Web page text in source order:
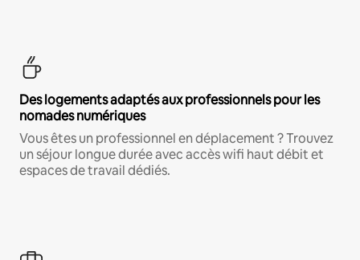
Des logements adaptés aux professionnels pour les
nomades numériques
Vous êtes un professionnel en déplacement ? Trouvez
un séjour longue durée avec accès wifi haut débit et
espaces de travail dédiés.